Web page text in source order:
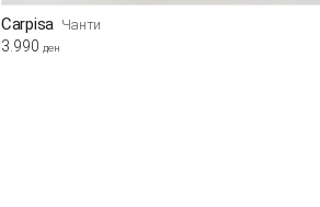
Carpisa Чанти
3.990 ден